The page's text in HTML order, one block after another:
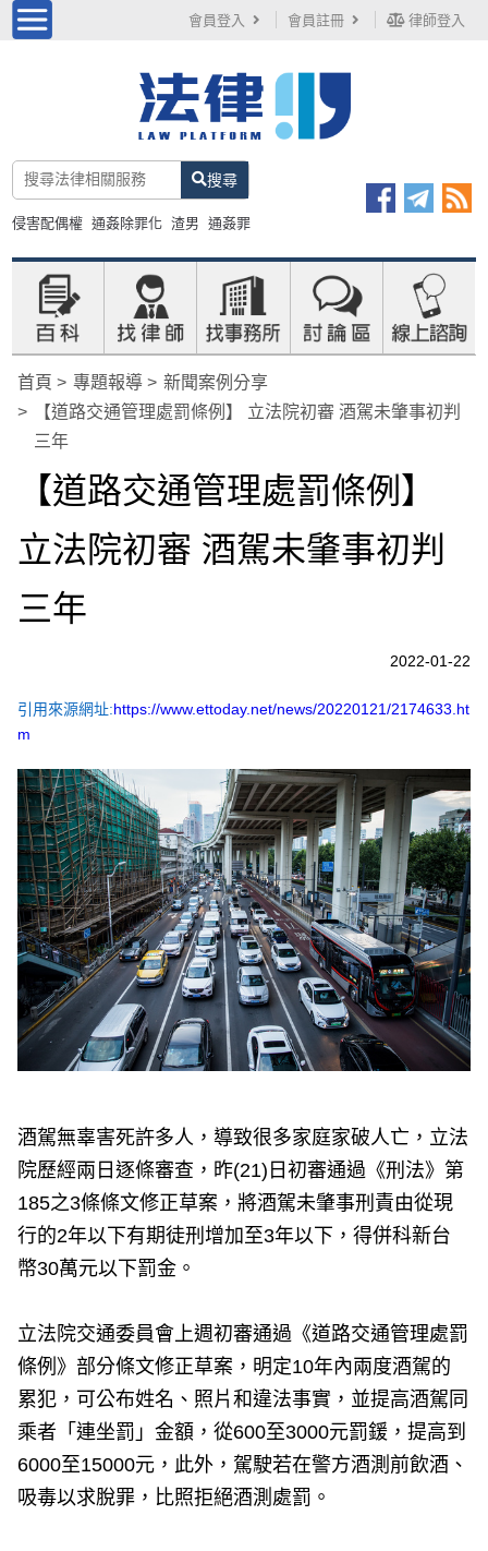
會員登入 會員註冊 律師登入
搜尋
侵害配偶權 通姦除罪化 渣男 通姦罪
首頁 專題報導
新聞案例分享
【道路交通管理處罰條例】 立法院初審 酒駕未肇事初判
三年
【道路交通管理處罰條例】
立法院初審 酒駕未肇事初判
三年
2022-01-22
引用來源網址:https://www.ettoday.net/news/20220121/2174633.ht
m
酒駕無辜害死許多人，導致很多家庭家破人亡，立法
院歷經兩日逐條審查，昨(21)日初審通過《刑法》第
185之3條條文修正草案，將酒駕未肇事刑責由從現
行的2年以下有期徒刑增加至3年以下，得併科新台
幣30萬元以下罰金。
立法院交通委員會上週初審通過《道路交通管理處罰
條例》部分條文修正草案，明定10年內兩度酒駕的
累犯，可公布姓名、照片和違法事實，並提高酒駕同
乘者「連坐罰」金額，從600至3000元罰鍰，提高到
6000至15000元，此外，駕駛若在警方酒測前飲酒、
吸毒以求脫罪，比照拒絕酒測處罰。